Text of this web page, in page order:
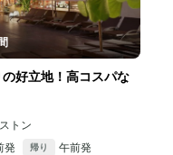
好立地！高コスパな
トン
発 帰り 午前発